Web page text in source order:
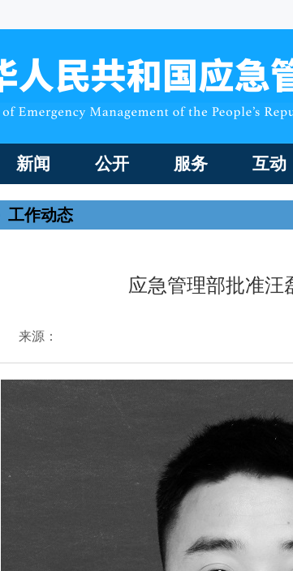
新闻 公开 服务 互动
工作动态
应急管理部批准汪
来源：